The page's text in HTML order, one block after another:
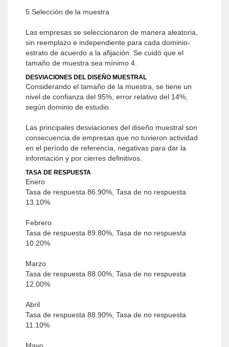
5.Selección de la muestra
Las empresas se seleccionaron de manera aleatoria,
sin reemplazo e independiente para cada dominio-
estrato de acuerdo a la afijación. Se cuidó que el
tamaño de muestra sea mínimo 4.
DESVIACIONES DEL DISEÑO MUESTRAL
Considerando el tamaño de la muestra, se tiene un
nivel de confianza del 95%, error relativo del 14%,
según dominio de estudio.
Las principales desviaciones del diseño muestral son
consecuencia de empresas que no tuvieron actividad
en el período de referencia, negativas para dar la
información y por cierres definitivos.
TASA DE RESPUESTA
Enero
Tasa de respuesta 86.90%, Tasa de no respuesta
13.10%
Febrero
Tasa de respuesta 89.80%, Tasa de no respuesta
10.20%
Marzo
Tasa de respuesta 88.00%, Tasa de no respuesta
12.00%
Abril
Tasa de respuesta 88.90%, Tasa de no respuesta
11.10%